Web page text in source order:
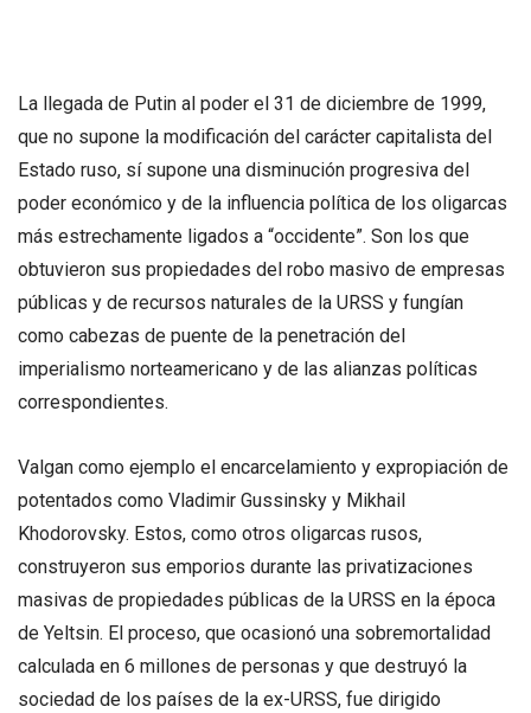
La llegada de Putin al poder el 31 de diciembre de 1999,
que no supone la modificación del carácter capitalista del
Estado ruso, sí supone una disminución progresiva del
poder económico y de la influencia política de los oligarcas
más estrechamente ligados a “occidente”. Son los que
obtuvieron sus propiedades del robo masivo de empresas
públicas y de recursos naturales de la URSS y fungían
como cabezas de puente de la penetración del
imperialismo norteamericano y de las alianzas políticas
correspondientes.
Valgan como ejemplo el encarcelamiento y expropiación de
potentados como Vladimir Gussinsky y Mikhail
Khodorovsky. Estos, como otros oligarcas rusos,
construyeron sus emporios durante las privatizaciones
masivas de propiedades públicas de la URSS en la época
de Yeltsin. El proceso, que ocasionó una sobremortalidad
calculada en 6 millones de personas y que destruyó la
sociedad de los países de la ex-URSS, fue dirigido